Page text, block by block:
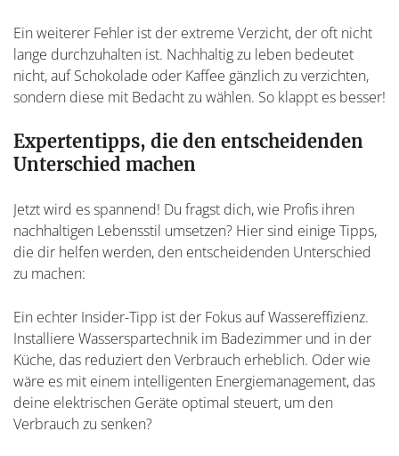
Ein weiterer Fehler ist der extreme Verzicht, der oft nicht
lange durchzuhalten ist. Nachhaltig zu leben bedeutet
nicht, auf Schokolade oder Kaffee gänzlich zu verzichten,
sondern diese mit Bedacht zu wählen. So klappt es besser!
Expertentipps, die den entscheidenden
Unterschied machen
Jetzt wird es spannend! Du fragst dich, wie Profis ihren
nachhaltigen Lebensstil umsetzen? Hier sind einige Tipps,
die dir helfen werden, den entscheidenden Unterschied
zu machen:
Ein echter Insider-Tipp ist der Fokus auf Wassereffizienz.
Installiere Wasserspartechnik im Badezimmer und in der
Küche, das reduziert den Verbrauch erheblich. Oder wie
wäre es mit einem intelligenten Energiemanagement, das
deine elektrischen Geräte optimal steuert, um den
Verbrauch zu senken?